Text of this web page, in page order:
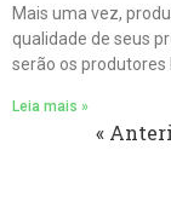
Mais uma vez,
qualidade de seus
serão os produtores
Leia mais »
«